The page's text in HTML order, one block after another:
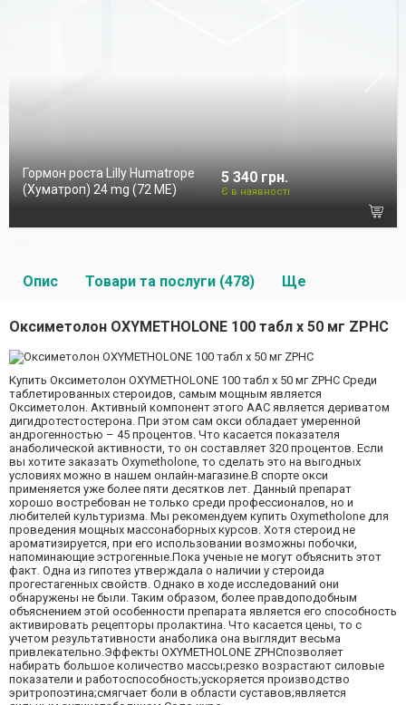
Гормон роста Lilly Humatrope
(Хуматроп) 24 mg (72 МЕ)
5 340 грн.
Є в наявності
Опис Товари та послуги (478) Ще
Оксиметолон OXYMETHOLONE 100 табл х 50 мг ZPHC
Купить Оксиметолон OXYMETHOLONE 100 табл х 50 мг ZPHC Среди
таблетированных стероидов, самым мощным является
Оксиметолон. Активный компонент этого ААС является дериватом
дигидротестостерона. При этом сам окси обладает умеренной
андрогенностью – 45 процентов. Что касается показателя
анаболической активности, то он составляет 320 процентов. Если
вы хотите заказать Oxymetholone, то сделать это на выгодных
условиях можно в нашем онлайн-магазине.В спорте окси
применяется уже более пяти десятков лет. Данный препарат
хорошо востребован не только среди профессионалов, но и
любителей культуризма. Мы рекомендуем купить Oxymetholone для
проведения мощных массонаборных курсов. Хотя стероид не
ароматизируется, при его использовании возможны побочки,
напоминающие эстрогенные.Пока ученые не могут объяснить этот
факт. Одна из гипотез утверждала о наличии у стероида
прогестагенных свойств. Однако в ходе исследований они
обнаружены не были. Таким образом, более правдоподобным
объяснением этой особенности препарата является его способность
активировать рецепторы пролактина. Что касается цены, то с
учетом результативности анаболика она выглядит весьма
привлекательно.Эффекты OXYMETHOLONE ZPHCпозволяет
набирать большое количество массы;резко возрастают силовые
показатели и работоспособность;ускоряется производство
эритропоэтина;смягчает боли в области суставов;является